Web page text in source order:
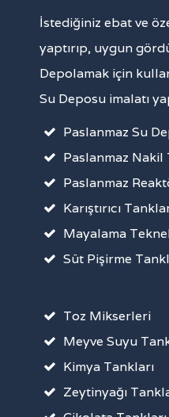
İstediğiniz ebat ve
yaptırıp, uygun
Depolamak için
Su Deposu imalatı
Paslanmaz Su
Paslanmaz Nakil
Paslanmaz
Karıştırıcı
Mayalama
Süt Pişirme
Toz Mikserleri
Meyve Suyu
Kimya Tankları
Zeytinyağı